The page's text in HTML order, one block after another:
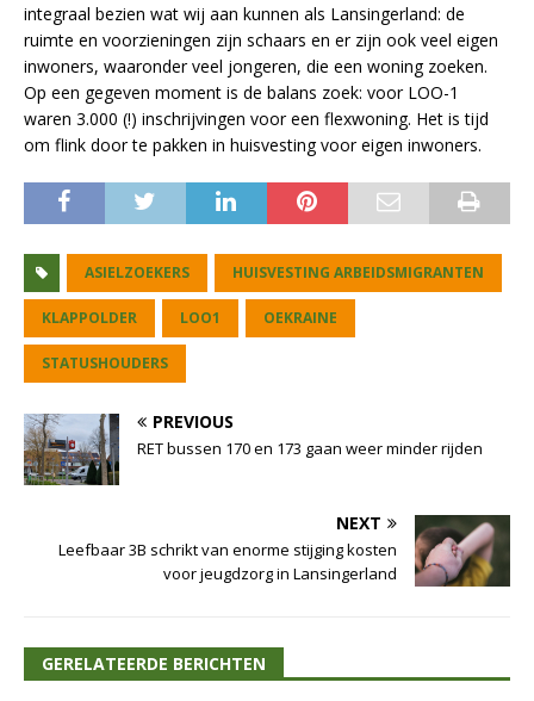
integraal bezien wat wij aan kunnen als Lansingerland: de
ruimte en voorzieningen zijn schaars en er zijn ook veel eigen
inwoners, waaronder veel jongeren, die een woning zoeken.
Op een gegeven moment is de balans zoek: voor LOO-1
waren 3.000 (!) inschrijvingen voor een flexwoning. Het is tijd
om flink door te pakken in huisvesting voor eigen inwoners.
ASIELZOEKERS HUISVESTING ARBEIDSMIGRANTEN
KLAPPOLDER LOO1 OEKRAINE
STATUSHOUDERS
PREVIOUS
RET bussen 170 en 173 gaan weer minder rijden
NEXT
Leefbaar 3B schrikt van enorme stijging kosten
voor jeugdzorg in Lansingerland
GERELATEERDE BERICHTEN